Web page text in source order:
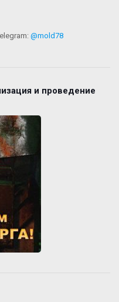
@mold78
и проведение